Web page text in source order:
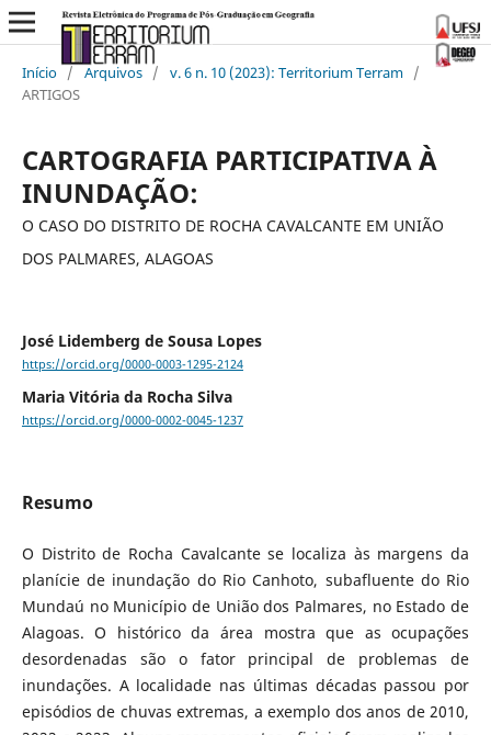
Início / Arquivos / v. 6 n. 10 (2023): Territorium Terram /
ARTIGOS
CARTOGRAFIA PARTICIPATIVA À
INUNDAÇÃO:
O CASO DO DISTRITO DE ROCHA CAVALCANTE EM UNIÃO
DOS PALMARES, ALAGOAS
José Lidemberg de Sousa Lopes
https://orcid.org/0000-0003-1295-2124
Maria Vitória da Rocha Silva
https://orcid.org/0000-0002-0045-1237
Resumo
O Distrito de Rocha Cavalcante se localiza às margens da
planície de inundação do Rio Canhoto, subafluente do Rio
Mundaú no Município de União dos Palmares, no Estado de
Alagoas. O histórico da área mostra que as ocupações
desordenadas são o fator principal de problemas de
inundações. A localidade nas últimas décadas passou por
episódios de chuvas extremas, a exemplo dos anos de 2010,